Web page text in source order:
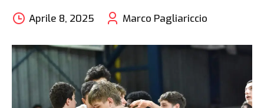
Aprile 8, 2025 Marco Pagliariccio